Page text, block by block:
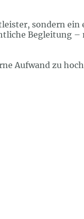
sondern
Begleitung
Aufwand zu